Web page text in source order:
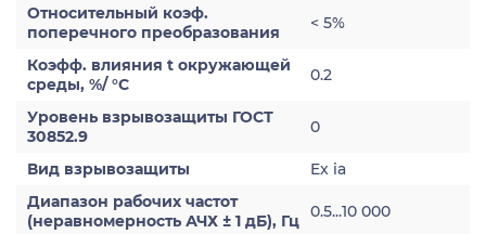
Относительный коэф.
поперечного преобразования
< 5%
Коэфф. влияния t окружающей
среды, %/ °С
0.2
Уровень взрывозащиты ГОСТ
30852.9
0
Вид взрывозащиты
Ex ia
Диапазон рабочих частот
(неравномерность АЧХ ± 1 дБ), Гц 0.5...10 000